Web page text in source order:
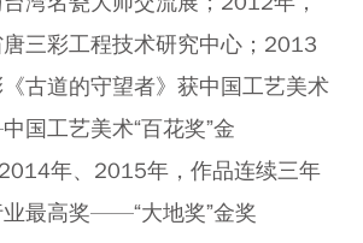
三彩工程技术研究中心；2013
古道的守望者》获中国工艺美术
国工艺美术“百花奖”金
年、2015年，作品连续三年
最高奖——“大地奖”金奖